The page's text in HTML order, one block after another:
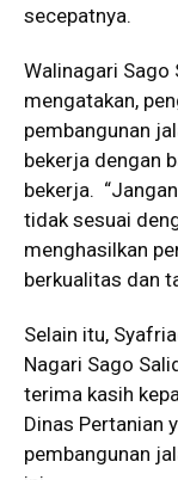
secepatnya.
Walinagari Sago
mengatakan,
pembangunan
bekerja dengan
bekerja.
tidak sesuai
menghasilkan
berkualitas dan
Selain itu,
Nagari Sago
terima kasih
Dinas Pertanian
pembangunan